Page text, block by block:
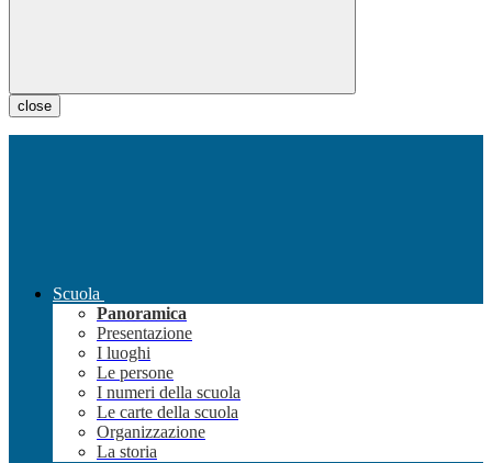
close
Scuola
Panoramica
Presentazione
I luoghi
Le persone
I numeri della scuola
Le carte della scuola
Organizzazione
La storia